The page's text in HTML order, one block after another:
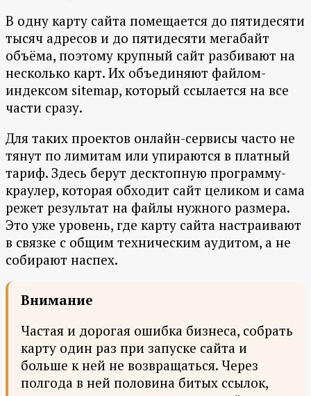
В одну карту сайта помещается до пятидесяти
тысяч адресов и до пятидесяти мегабайт
объёма, поэтому крупный сайт разбивают на
несколько карт. Их объединяют файлом-
индексом sitemap, который ссылается на все
части сразу.
Для таких проектов онлайн-сервисы часто не
тянут по лимитам или упираются в платный
тариф. Здесь берут десктопную программу-
краулер, которая обходит сайт целиком и сама
режет результат на файлы нужного размера.
Это уже уровень, где карту сайта настраивают
в связке с общим техническим аудитом, а не
собирают наспех.
Внимание
Частая и дорогая ошибка бизнеса, собрать
карту один раз при запуске сайта и
больше к ней не возвращаться. Через
полгода в ней половина битых ссылок,